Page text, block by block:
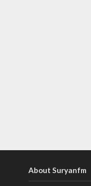
About Suryanfm